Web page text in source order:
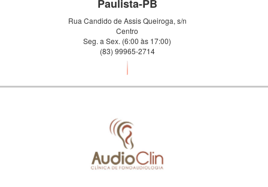
Paulista-PB
Rua Candido de Assis Queiroga, s/n
Centro
Seg. a Sex. (6:00 às 17:00)
(83) 99965-2714